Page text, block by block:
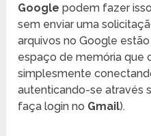
Google podem fazer
sem enviar uma
arquivos no Google
espaço de memória que
simplesmente
autenticando-se através
faça login no Gmail).